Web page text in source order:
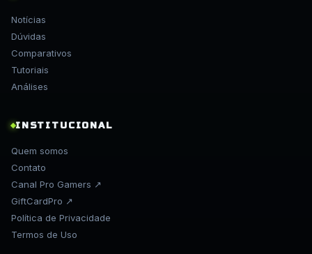
Notícias
Dúvidas
Comparativos
Tutoriais
Análises
INSTITUCIONAL
Quem somos
Contato
Canal Pro Gamers ↗
GiftCardPro ↗
Política de Privacidade
Termos de Uso